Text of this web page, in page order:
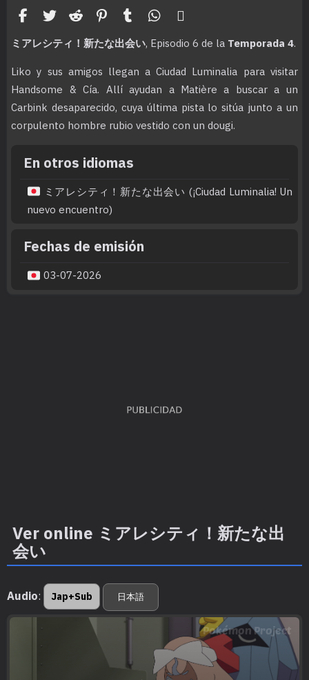
FacebookTwitter / X
Reddit PinterestTumblr WhatsApp
ミアレシティ！新たな出会い, Episodio 6 de la Temporada 4.
Liko y sus amigos llegan a Ciudad Luminalia para visitar
Handsome & Cía. Allí ayudan a Matière a buscar a un
Carbink desaparecido, cuya última pista lo sitúa junto a un
corpulento hombre rubio vestido con un dougi.
En otros idiomas
ミアレシティ！新たな出会い (¡Ciudad Luminalia! Un
nuevo encuentro)
Fechas de emisión
03-07-2026
Ver online ミアレシティ！新たな出
会い
Audio: Jap+Sub 日本語
Pokémon Project